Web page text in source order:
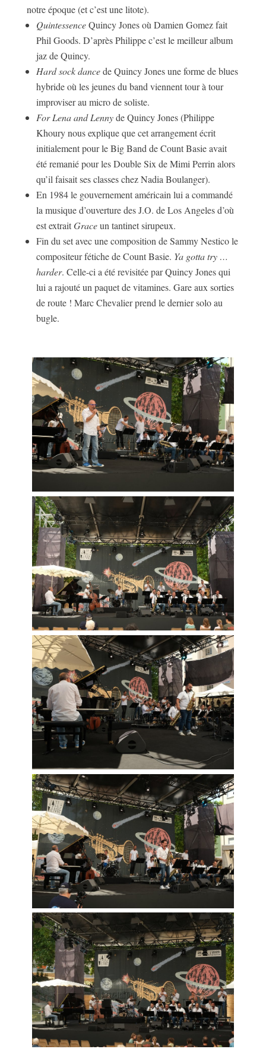
notre époque (et c’est une litote).
QuintessenceQuincy Jones où Damien Gomez fait
Phil Goods. D’après Philippe c’est le meilleur album
jaz de Quincy.
Hard sock dancede Quincy Jones une forme de blues
hybride où les jeunes du band viennent tour à tour
improviser au micro de soliste.
For Lena and Lennyde Quincy Jones (Philippe
Khoury nous explique que cet arrangement écrit
initialement pour le Big Band de Count Basie avait
été remanié pour les Double Six de Mimi Perrin alors
qu’il faisait ses classes chez Nadia Boulanger).
En 1984 le gouvernement américain lui a commandé
la musique d’ouverture des J.O. de Los Angeles d’où
est extraitGraceun tantinet sirupeux.
Fin du set avec une composition de Sammy Nestico le
compositeur fétiche de Count Basie. Ya gotta try …
harder. Celle-ci a été revisitée par Quincy Jones qui
lui a rajouté un paquet de vitamines. Gare aux sorties
de route ! Marc Chevalier prend le dernier solo au
bugle.